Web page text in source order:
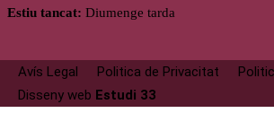
Estiu tancat: Diumenge tarda
Avís Legal Politica de Privacitat
Disseny web Estudi 33